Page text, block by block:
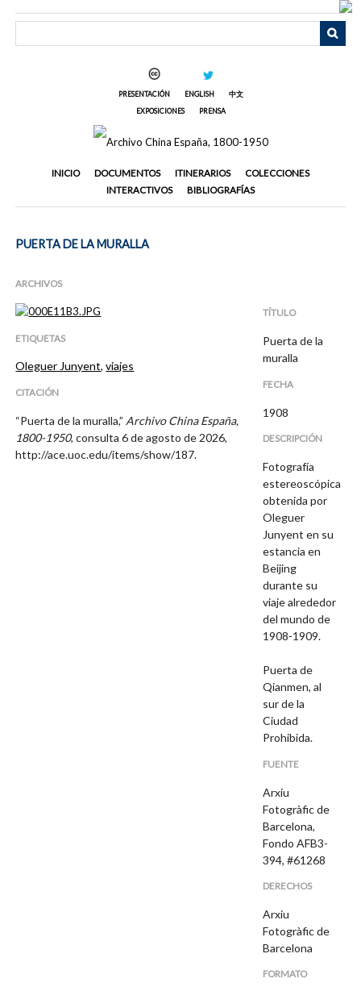
PRESENTACIÓN ENGLISH
中文
EXPOSICIONES
PRENSA
INICIO DOCUMENTOS ITINERARIOS
COLECCIONES
INTERACTIVOS
BIBLIOGRAFÍAS
PUERTA DE LA MURALLA
ARCHIVOS
ETIQUETAS
Oleguer Junyent,viajes
CITACIÓN
“Puerta de la muralla,” Archivo China España,
1800-1950, consulta 6 de agosto de 2026,
http://ace.uoc.edu/items/show/187.
TÍTULO
Puerta de la
muralla
FECHA
1908
DESCRIPCIÓN
Fotografía
estereoscópica
obtenida por
Oleguer
Junyent en su
estancia en
Beijing
durante su
viaje alrededor
del mundo de
1908-1909.
Puerta de
Qianmen, al
sur de la
Ciudad
Prohibida.
FUENTE
Arxiu
Fotogràfic de
Barcelona,
Fondo AFB3-
394, #61268
DERECHOS
Arxiu
Fotogràfic de
Barcelona
FORMATO